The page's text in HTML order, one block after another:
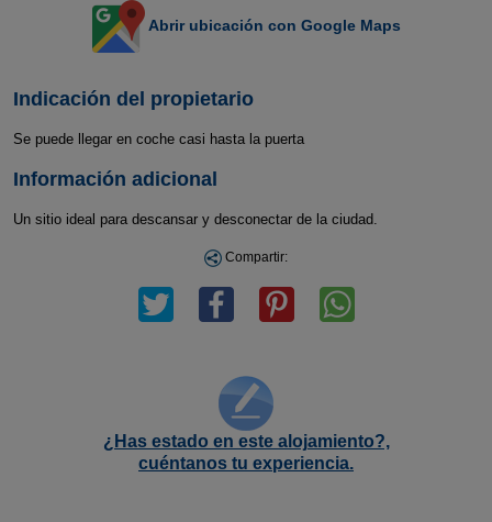
Abrir ubicación con Google Maps
Indicación del propietario
Se puede llegar en coche casi hasta la puerta
Información adicional
Un sitio ideal para descansar y desconectar de la ciudad.
Compartir:
¿Has estado en este alojamiento?,
cuéntanos tu experiencia.